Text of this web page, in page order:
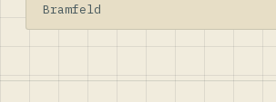
Bramfeld